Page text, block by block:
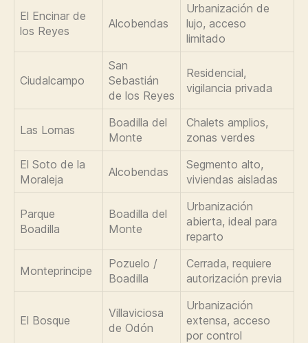
El Encinar de
los Reyes
Alcobendas
Urbanización de
lujo, acceso
limitado
Ciudalcampo
San
Sebastián
de los Reyes
Residencial,
vigilancia privada
Las Lomas
Boadilla del
Monte
Chalets amplios,
zonas verdes
El Soto de la
Moraleja
Alcobendas
Segmento alto,
viviendas aisladas
Parque
Boadilla
Boadilla del
Monte
Urbanización
abierta, ideal para
reparto
Monteprincipe
Pozuelo /
Boadilla
Cerrada, requiere
autorización previa
El Bosque
Villaviciosa
de Odón
Urbanización
extensa, acceso
por control